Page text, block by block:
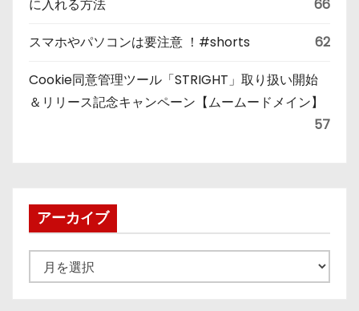
に入れる方法 66
スマホやパソコンは要注意 ！#shorts 62
Cookie同意管理ツール「STRIGHT」取り扱い開始
＆リリース記念キャンペーン【ムームードメイン】
57
アーカイブ
ー